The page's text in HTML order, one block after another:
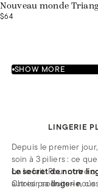
Nouveau monde
$64
SHOW MORE
LINGERIE
Depuis le premier
soin à 3 piliers : ce
on le fait. Pour notre
autres produits -
Le secret de notre
Choisir salingerie,